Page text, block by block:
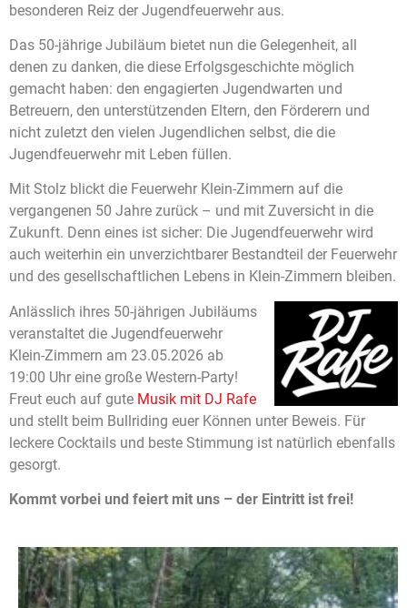
besonderen Reiz der Jugendfeuerwehr aus.
Das 50-jährige Jubiläum bietet nun die Gelegenheit, all
denen zu danken, die diese Erfolgsgeschichte möglich
gemacht haben: den engagierten Jugendwarten und
Betreuern, den unterstützenden Eltern, den Förderern und
nicht zuletzt den vielen Jugendlichen selbst, die die
Jugendfeuerwehr mit Leben füllen.
Mit Stolz blickt die Feuerwehr Klein-Zimmern auf die
vergangenen 50 Jahre zurück – und mit Zuversicht in die
Zukunft. Denn eines ist sicher: Die Jugendfeuerwehr wird
auch weiterhin ein unverzichtbarer Bestandteil der Feuerwehr
und des gesellschaftlichen Lebens in Klein-Zimmern bleiben.
Anlässlich ihres 50-jährigen Jubiläums
veranstaltet die Jugendfeuerwehr
Klein-Zimmern am 23.05.2026 ab
19:00 Uhr eine große Western-Party!
Freut euch auf gute Musik mit DJ Rafe
und stellt beim Bullriding euer Können unter Beweis. Für
leckere Cocktails und beste Stimmung ist natürlich ebenfalls
gesorgt.
Kommt vorbei und feiert mit uns – der Eintritt ist frei!